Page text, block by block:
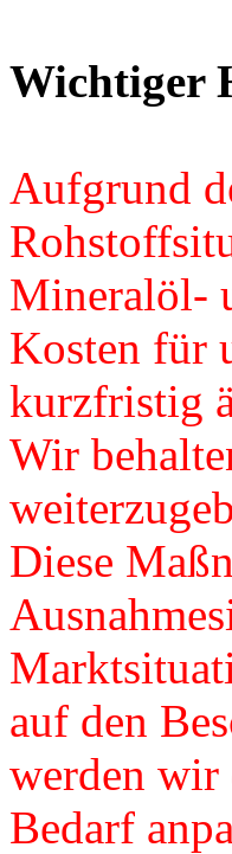
Wichtiger
Aufgrund
Mineralöl-
Kosten für
kurzfristig
Wir
Diese
auf den
werden wir
Bedarf